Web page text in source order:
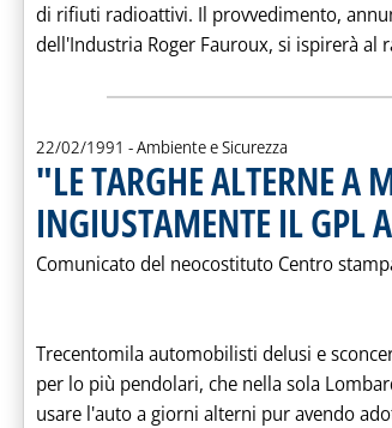
di rifiuti radioattivi. Il provvedimento,
dell'Industria Roger Fauroux, si ispirerà al
22/02/1991 - Ambiente e Sicurezza
"LE TARGHE ALTERNE A
INGIUSTAMENTE IL GPL
Comunicato del neocostituto Centro
Trecentomila automobilisti delusi e
per lo più pendolari, che nella sola
usare l'auto a giorni alterni pur avendo